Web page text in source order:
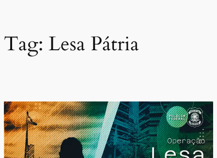
o
conteúdo
Tag: Lesa Pátria